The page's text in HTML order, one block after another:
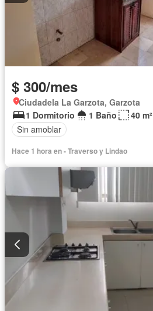
$ 300/mes
Ciudadela La Garzota, Garzota
1 Dormitorio
1 Baño
40 m²
Sin amoblar
Hace 1 hora en - Traverso y Lindao